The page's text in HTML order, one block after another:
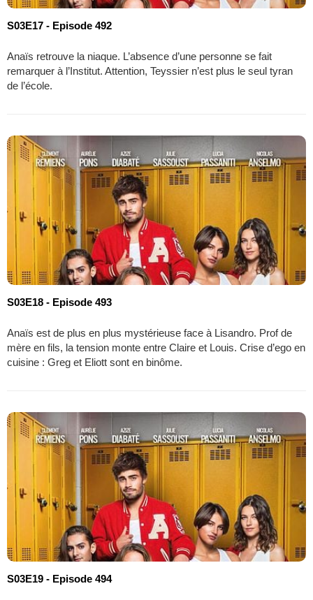
S03E17 - Episode 492
Anaïs retrouve la niaque. L’absence d’une personne se fait
remarquer à l’Institut. Attention, Teyssier n’est plus le seul tyran
de l’école.
S03E18 - Episode 493
Anaïs est de plus en plus mystérieuse face à Lisandro. Prof de
mère en fils, la tension monte entre Claire et Louis. Crise d’ego en
cuisine : Greg et Eliott sont en binôme.
S03E19 - Episode 494